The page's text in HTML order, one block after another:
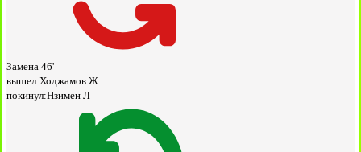
Замена 46'
вышел:Ходжамов Ж
покинул:Нзимен Л